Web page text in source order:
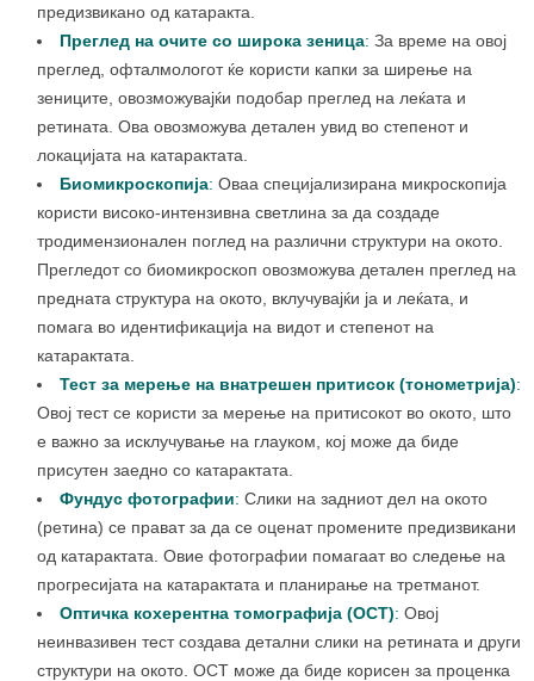
предизвикано од катаракта.
Преглед на очите со широка зеница: За време на овој
преглед, офталмологот ќе користи капки за ширење на
зениците, овозможувајќи подобар преглед на леќата и
ретината. Ова овозможува детален увид во степенот и
локацијата на катарактата.
Биомикроскопија: Оваа специјализирана микроскопија
користи високо-интензивна светлина за да создаде
тродимензионален поглед на различни структури на окото.
Прегледот со биомикроскоп овозможува детален преглед на
предната структура на окото, вклучувајќи ја и леќата, и
помага во идентификација на видот и степенот на
катарактата.
Тест за мерење на внатрешен притисок (тонометрија):
Овој тест се користи за мерење на притисокот во окото, што
е важно за исклучување на глауком, кој може да биде
присутен заедно со катарактата.
Фундус фотографии: Слики на задниот дел на окото
(ретина) се прават за да се оценат промените предизвикани
од катарактата. Овие фотографии помагаат во следење на
прогресијата на катарактата и планирање на третманот.
Оптичка кохерентна томографија (OCT): Овој
неинвазивен тест создава детални слики на ретината и други
структури на окото. OCT може да биде корисен за проценка